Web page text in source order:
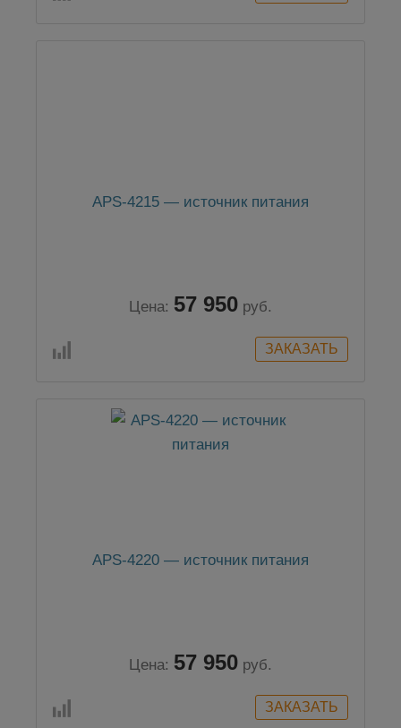
APS-4215 — источник питания
Цена: 57 950 руб.
APS-4220 — источник питания
Цена: 57 950 руб.